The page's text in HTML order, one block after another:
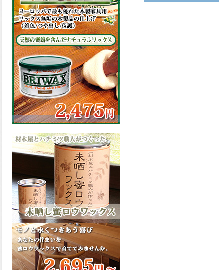
緻密で強靭な無機系塗膜と、
汚れを降雨で洗い流す親水性
の表面効果により優れた低汚
染性を発揮、エスケープレミ
アム無機ルーフが新しく販売
開始致しました。ご購入はこ
ちらから。
2026.03.09
ハケ塗りでの伸びが良く作業
性と仕上がりに優れた合成樹
脂調合ペイント、SDホルスF4
が新しく販売開始致しまし
た。ご購入はこちらから。
2026.03.06
ファインウレタンの使いやす
さで、低汚染形。塗料用シン
ナーで希釈できる、使いやす
さを追求したウレタン樹脂エ
ナメル、低汚染形ファインウ
レタンU100が新しく販売開始
致しました。ご購入はこちら
から。
2026.03.05
ファインウレタンの使いやす
さで、弾性形。塗料用シンナ
ーで希釈できる、使いやすさ
を追求したウレタン樹脂エナ